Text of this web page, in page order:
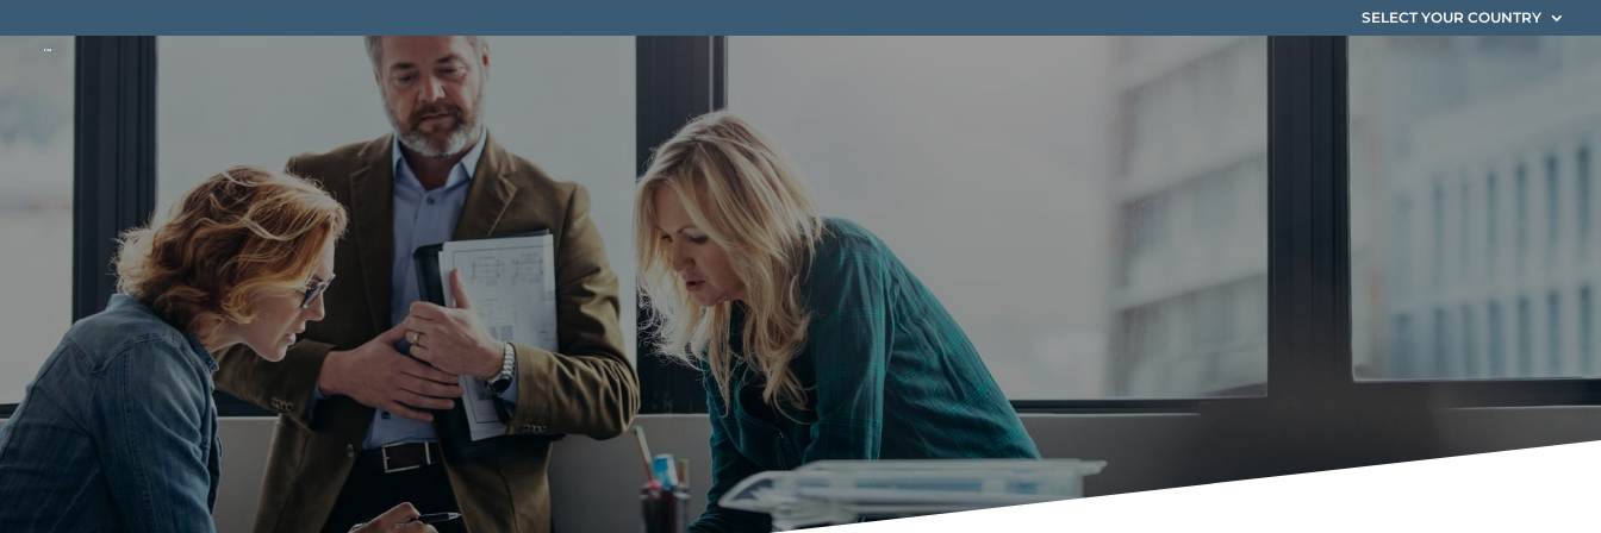
SELECT YOUR COUNTRY
Nuestro Equipo
en Argentina